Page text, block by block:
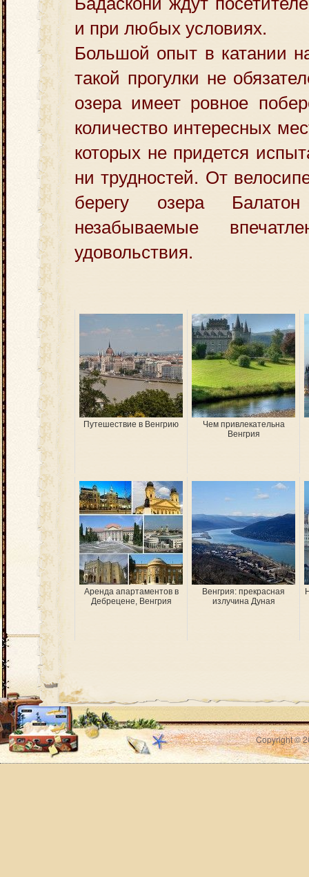
и при любых условиях.
Большой опыт в катании
такой прогулки не
озера имеет ровное
количество интересных
которых не придется
ни трудностей. От
берегу озера
незабываемые
удовольствия.
Путешествие в Венгрию
Чем привлекательна
Венгрия
Аренда апартаментов в
Дебрецене, Венгрия
Венгрия: прекрасная
излучина Дуная
Copyright ©